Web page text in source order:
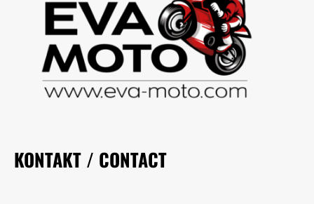
KONTAKT / CONTACT